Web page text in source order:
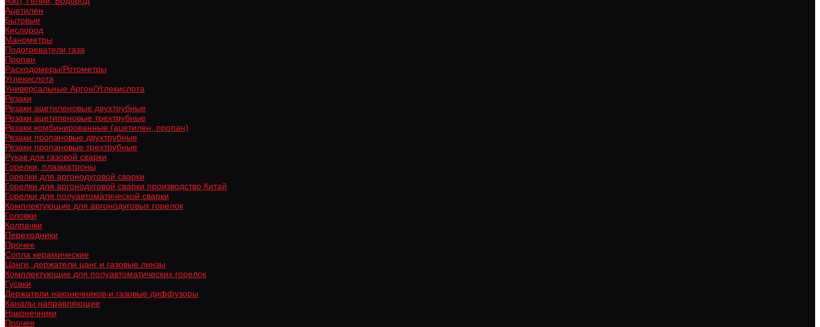
Ацетилен
Бытовые
Кислород
Манометры
Подогреватели газа
Пропан
Расходомеры/Ротометры
Углекислота
Универсальные Аргон/Углекислота
Резаки
Резаки ацетиленовые двухтрубные
Резаки ацетиленовые трехтрубные
Резаки комбинированные (ацетилен, пропан)
Резаки пропановые двухтрубные
Резаки пропановые трехтрубные
Рукав для газовой сварки
Горелки, плазматроны
Горелки для аргонодуговой сварки
Горелки для аргонодуговой сварки производство Китай
Горелки для полуавтоматической сварки
Комплектующие для аргонодуговых горелок
Головки
Колпачки
Переходники
Прочее
Сопла керамические
Цанги, держатели цанг и газовые линзы
Комплектующие для полуавтоматических горелок
Гусаки
Держатели наконечников и газовые диффузоры
Каналы направляющие
Наконечники
Прочее